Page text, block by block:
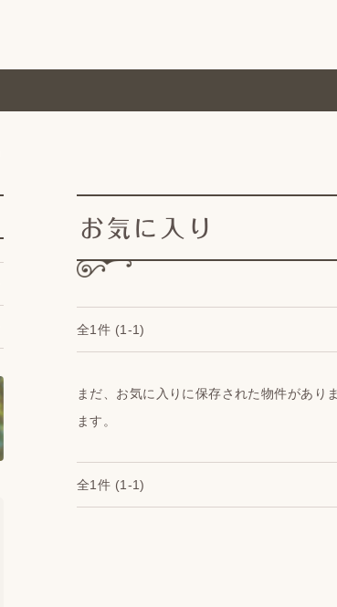
お気に入り
全1件 (1-1)
まだ、お気に入りに保存された物件があり
ます。
全1件 (1-1)